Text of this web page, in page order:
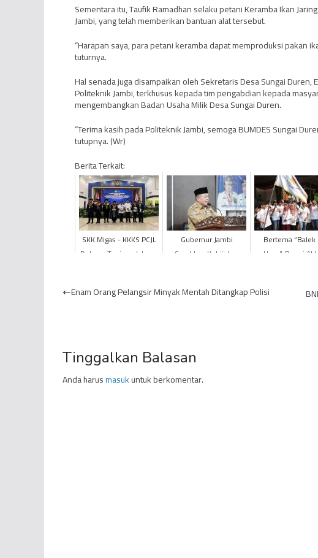
Sementara itu, Taufik Ramadhan selaku petani Keramba Ikan
Jambi, yang telah memberikan bantuan alat tersebut.
“Harapan saya, para petani keramba dapat memproduksi pakan
tuturnya.
Hal senada juga disampaikan oleh Sekretaris Desa Sungai
Politeknik Jambi, terkhusus kepada tim pengabdian kepada
mengembangkan Badan Usaha Milik Desa Sungai Duren.
“Terima kasih pada Politeknik Jambi, semoga BUMDES Sungai
tutupnya. (Wr)
Berita Terkait:
SKK Migas - KKKS PCJL
Dukung Tanjung Jabung
Gubernur Jambi
Serahkan Kebijakan
Sekolah
Bertema “Balek
Umo”, Reuni Akbar
Enam Orang Pelangsir Minyak Mentah Ditangkap Polisi
Tinggalkan Balasan
Anda harusmasukuntuk berkomentar.